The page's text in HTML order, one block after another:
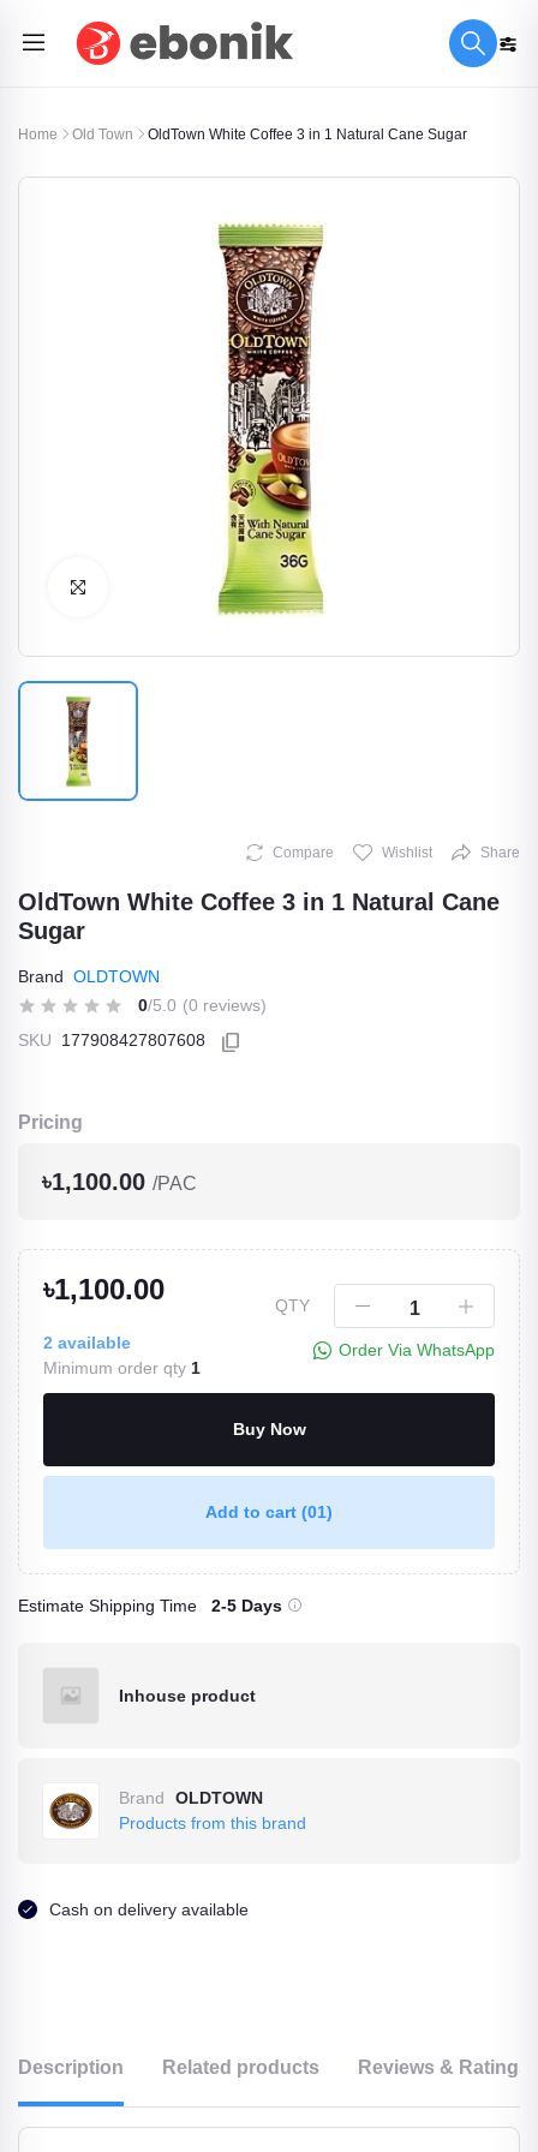
Home Old Town OldTown White Coffee 3 in 1 Natural Cane Sugar
Click to Enlarge
Compare Wishlist Share
OldTown White Coffee 3 in 1 Natural Cane
Sugar
Brand OLDTOWN
0/5.0 (0 reviews)
SKU
177908427807608
Pricing
৳1,100.00 /PAC
৳1,100.00
2 available
Minimum order qty 1
QTY
Order Via WhatsApp
Buy Now
Add to cart (01)
Estimate Shipping Time 2-5 Days
Inhouse product
Brand
OLDTOWN
Products from this brand
Cash on delivery available
Description Related products Reviews & Ratings